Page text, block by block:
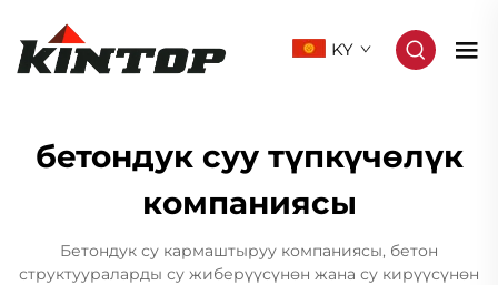
KY
бетондук суу түпкүчөлүк
компаниясы
Бетондук су кармаштыруу компаниясы, бетон
структуураларды су жиберүүсүнөн жана су кирүүсүнөн